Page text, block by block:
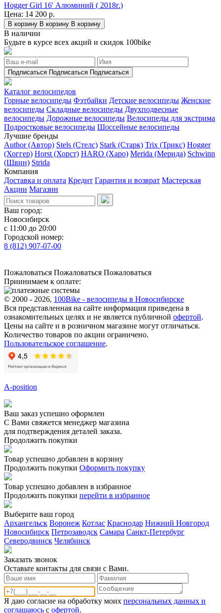
Hogger Girl 16' Алюминий ( 2018г.)
Цена: 14 200 р.
В корзину В корзину В корзину
В наличии
Будьте в курсе всех акций и скидок 100bike
Подписаться Подписаться Подписаться
Каталог велосипедов
Горные велосипеды Фэтбайки Детские велосипеды Женские
велосипеды Складные велосипеды Двухподвесные
велосипеды Дорожные велосипеды Велосипеды для экстрима
Подростковые велосипеды Шоссейные велосипеды
Лучшие бренды
Author (Автор) Stels (Стелс) Stark (Старк) Trix (Трикс) Hogger
(Хоггер) Horst (Хорст) HARO (Харо) Merida (Мерида) Schwinn
(Швин) Strida
Компания
Доставка и оплата Кредит Гарантия и возврат Мастерская
Акции Магазин
Ваш город:
Новосибирск
с 11:00 до 20:00
Городской номер:
8 (812) 907-07-00
Пожаловаться Пожаловаться Пожаловаться
Приинимаем к оплате:
© 2000 - 2026, 100Bike - велосипеды в Новосибирске
Вся представленная на сайте информация приведена в
ознакомительных целях и не является публичной офертой.
Цены на сайте и в розничном магазине могут отличаться.
Количество товаров по акции ограничено.
Пользовательское соглашение.
A-position
Ваш заказ успешно оформлен
С Вами свяжется менеджер магазина
для подтверждения деталей заказа.
Продолжить покупки
Товар успешно добавлен в корзину
Продолжить покупки Оформить покупку
Товар успешно добавлен в избранное
Продолжить покупки перейти в избранное
Выберите ваш город
Архангельск Воронеж Котлас Краснодар Нижний Новгород
Новосибирск Петрозаводск Самара Санкт-Петербург
Северодвинск Челябинск
Заказать звонoк
Оставьте контакты для связи с Вами.
Я даю согласие на обработку моих персональных данных и
соглашаюсь с офертой.